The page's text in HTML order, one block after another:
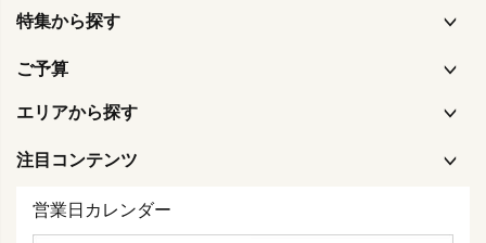
特集から探す
ご予算
エリアから探す
注目コンテンツ
営業日カレンダー